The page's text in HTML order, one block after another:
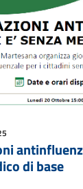
di base